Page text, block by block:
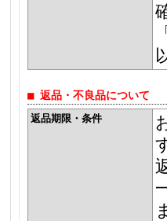
■ 返品・不良品について
返品期限・条件